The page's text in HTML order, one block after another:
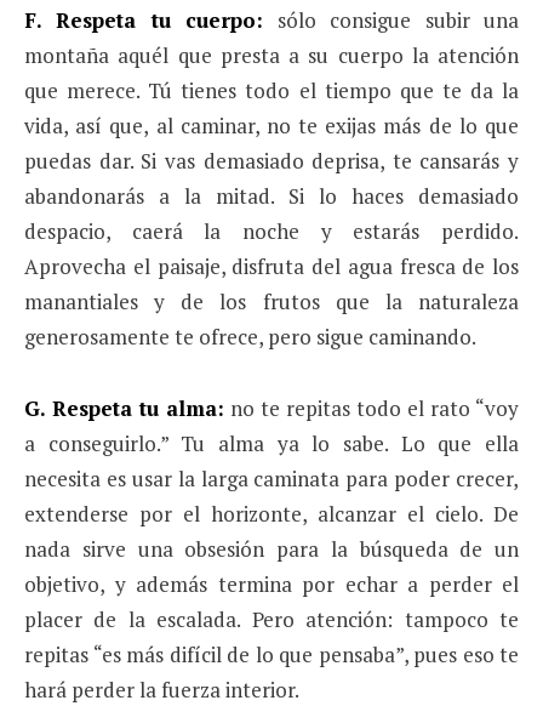
F. Respeta tu cuerpo: sólo consigue subir una
montaña aquél que presta a su cuerpo la atención
que merece. Tú tienes todo el tiempo que te da la
vida, así que, al caminar, no te exijas más de lo que
puedas dar. Si vas demasiado deprisa, te cansarás y
abandonarás a la mitad. Si lo haces demasiado
despacio, caerá la noche y estarás perdido.
Aprovecha el paisaje, disfruta del agua fresca de los
manantiales y de los frutos que la naturaleza
generosamente te ofrece, pero sigue caminando.
G. Respeta tu alma: no te repitas todo el rato “voy
a conseguirlo.” Tu alma ya lo sabe. Lo que ella
necesita es usar la larga caminata para poder crecer,
extenderse por el horizonte, alcanzar el cielo. De
nada sirve una obsesión para la búsqueda de un
objetivo, y además termina por echar a perder el
placer de la escalada. Pero atención: tampoco te
repitas “es más difícil de lo que pensaba”, pues eso te
hará perder la fuerza interior.